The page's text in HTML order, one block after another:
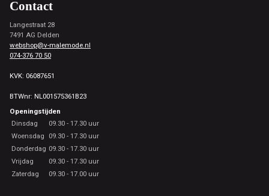
Contact
Langestraat 28
7491 AG Delden
webshop@v-malemode.nl
074-376 70 50
KVK: 06087651
BTWnr: NL001575361B23
Openingstijden
Dinsdag
09.30 - 17.30 uur
Woensdag
09.30 - 17.30 uur
Donderdag 09.30 - 17.30 uur
Vrijdag
09.30 - 17.30 uur
Zaterdag
09.30 - 17.00 uur